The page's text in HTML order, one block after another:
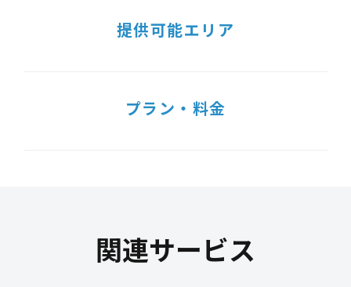
提供可能エリア
プラン・料金
関連サービス